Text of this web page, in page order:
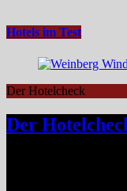
Hotels im Test
Der Hotelcheck
Der